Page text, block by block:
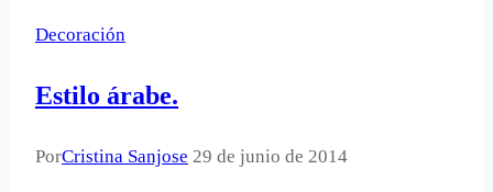
boda
luz.
Decoración
Estilo árabe.
PorCristina Sanjose 29 de junio de 2014